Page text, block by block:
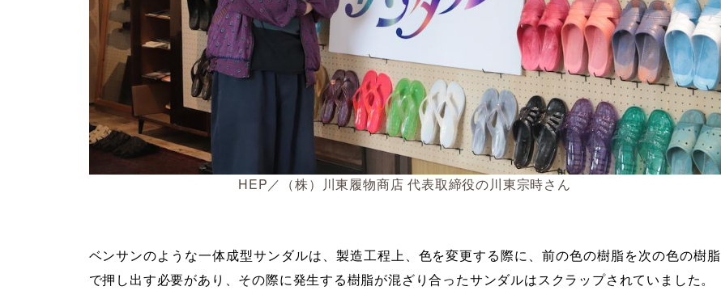
HEP／（株）川東履物商店 代表取締役の川東宗時さん
ベンサンのような一体成型サンダルは、製造工程上、色を変更する際に、前の色の樹脂を次の色の樹脂
で押し出す必要があり、その際に発生する樹脂が混ざり合ったサンダルはスクラップされていました。